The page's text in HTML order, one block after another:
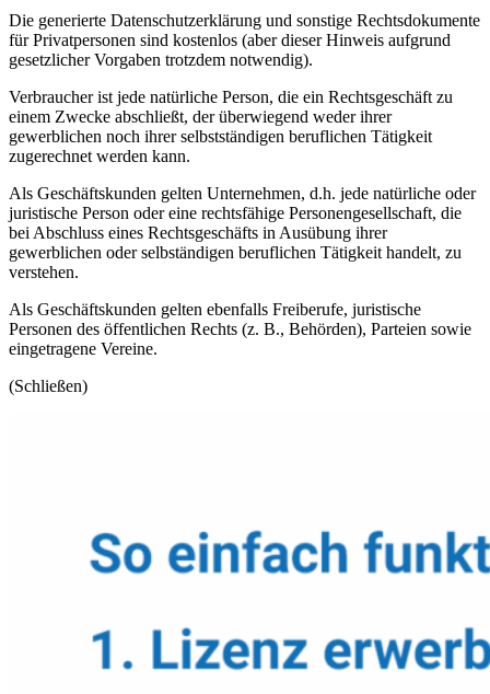
Die generierte Datenschutzerklärung und sonstige Rechtsdokumente
für Privatpersonen sind kostenlos (aber dieser Hinweis aufgrund
gesetzlicher Vorgaben trotzdem notwendig).
Verbraucher ist jede natürliche Person, die ein Rechtsgeschäft zu
einem Zwecke abschließt, der überwiegend weder ihrer
gewerblichen noch ihrer selbstständigen beruflichen Tätigkeit
zugerechnet werden kann.
Als Geschäftskunden gelten Unternehmen, d.h. jede natürliche oder
juristische Person oder eine rechtsfähige Personengesellschaft, die
bei Abschluss eines Rechtsgeschäfts in Ausübung ihrer
gewerblichen oder selbständigen beruflichen Tätigkeit handelt, zu
verstehen.
Als Geschäftskunden gelten ebenfalls Freiberufe, juristische
Personen des öffentlichen Rechts (z. B., Behörden), Parteien sowie
eingetragene Vereine.
(Schließen)